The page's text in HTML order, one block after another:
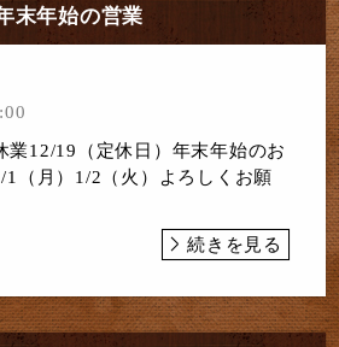
末年始の営業
業12/19（定休日）年末年始のお
（月）1/2（火）よろしくお願
続きを見る